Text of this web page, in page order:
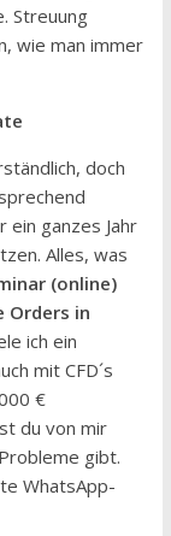
Streuung
wie man immer
doch
ein ganzes Jahr
Alles, was
(online)
Orders in
ich ein
mit CFD´s
€
du von mir
gibt.
WhatsApp-